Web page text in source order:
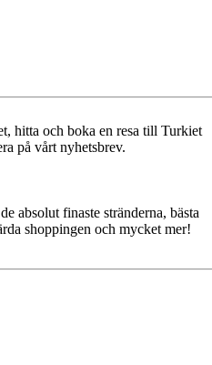
hitta och boka en resa till Turkiet
på vårt nyhetsbrev.
absolut finaste stränderna, bästa
shoppingen och mycket mer!